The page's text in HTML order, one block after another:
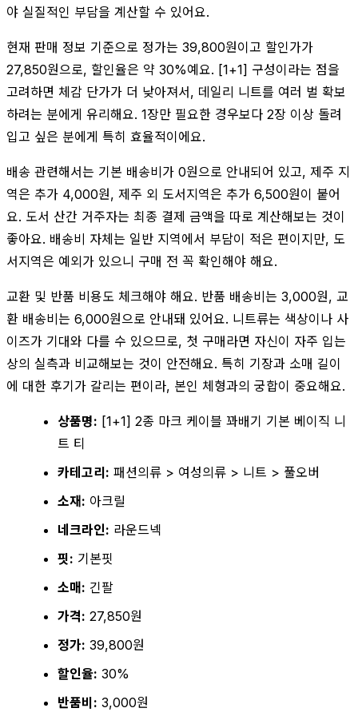
야 실질적인 부담을 계산할 수 있어요.
현재 판매 정보 기준으로 정가는 39,800원이고 할인가가
27,850원으로, 할인율은 약 30%예요. [1+1] 구성이라는 점을
고려하면 체감 단가가 더 낮아져서, 데일리 니트를 여러 벌 확보
하려는 분에게 유리해요. 1장만 필요한 경우보다 2장 이상 돌려
입고 싶은 분에게 특히 효율적이에요.
배송 관련해서는 기본 배송비가 0원으로 안내되어 있고, 제주 지
역은 추가 4,000원, 제주 외 도서지역은 추가 6,500원이 붙어
요. 도서 산간 거주자는 최종 결제 금액을 따로 계산해보는 것이
좋아요. 배송비 자체는 일반 지역에서 부담이 적은 편이지만, 도
서지역은 예외가 있으니 구매 전 꼭 확인해야 해요.
교환 및 반품 비용도 체크해야 해요. 반품 배송비는 3,000원, 교
환 배송비는 6,000원으로 안내돼 있어요. 니트류는 색상이나 사
이즈가 기대와 다를 수 있으므로, 첫 구매라면 자신이 자주 입는
상의 실측과 비교해보는 것이 안전해요. 특히 기장과 소매 길이
에 대한 후기가 갈리는 편이라, 본인 체형과의 궁합이 중요해요.
상품명: [1+1] 2종 마크 케이블 꽈배기 기본 베이직 니
트 티
카테고리: 패션의류 > 여성의류 > 니트 > 풀오버
소재: 아크릴
네크라인: 라운드넥
핏: 기본핏
소매: 긴팔
가격: 27,850원
정가: 39,800원
할인율: 30%
반품비: 3,000원